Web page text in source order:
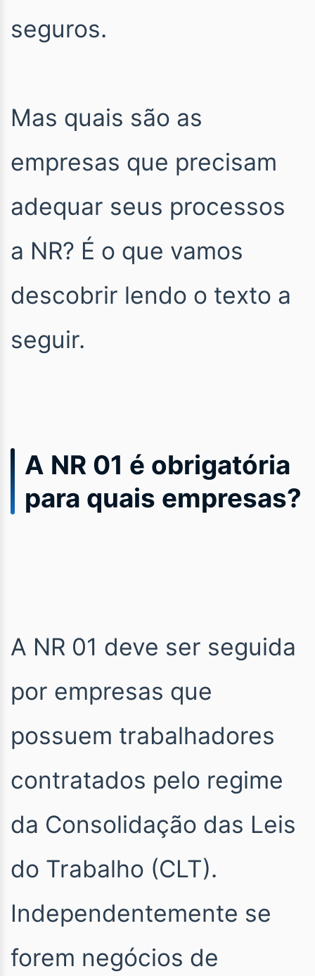
seguros.
Mas quais são as
empresas que precisam
adequar seus processos
a NR? É o que vamos
descobrir lendo o texto a
seguir.
A NR 01 é obrigatória
para quais empresas?
A NR 01 deve ser seguida
por empresas que
possuem trabalhadores
contratados pelo regime
da Consolidação das Leis
do Trabalho (CLT).
Independentemente se
forem negócios de